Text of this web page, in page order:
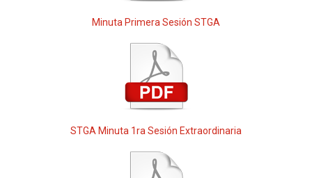
Minuta Primera Sesión STGA
STGA Minuta 1ra Sesión Extraordinaria